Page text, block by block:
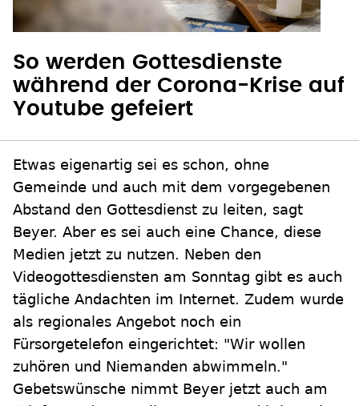
So werden Gottesdienste
während der Corona-Krise auf
Youtube gefeiert
Etwas eigenartig sei es schon, ohne
Gemeinde und auch mit dem vorgegebenen
Abstand den Gottesdienst zu leiten, sagt
Beyer. Aber es sei auch eine Chance, diese
Medien jetzt zu nutzen. Neben den
Videogottesdiensten am Sonntag gibt es auch
tägliche Andachten im Internet. Zudem wurde
als regionales Angebot noch ein
Fürsorgetelefon eingerichtet: "Wir wollen
zuhören und Niemanden abwimmeln."
Gebetswünsche nimmt Beyer jetzt auch am